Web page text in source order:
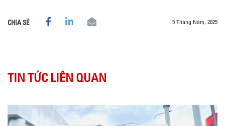
CHIA SẺ 5 Tháng Năm, 2025
TIN TỨC LIÊN QUAN